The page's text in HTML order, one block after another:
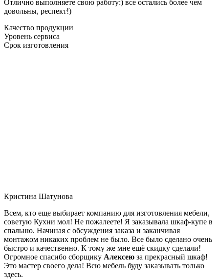
Отлично выполняете свою работу:) все остались более чем
довольны, респект!)
Качество продукции
Уровень сервиса
Срок изготовления
Кристина Шатунова
Всем, кто еще выбирает компанию для изготовления мебели,
советую Кухни мол! Не пожалеете! Я заказывала шкаф-купе в
спальню. Начиная с обсуждения заказа и заканчивая
монтажом никаких проблем не было. Все было сделано очень
быстро и качественно. К тому же мне ещё скидку сделали!
Огромное спасибо сборщику Алексею за прекрасный шкаф!
Это мастер своего дела! Всю мебель буду заказывать только
здесь.